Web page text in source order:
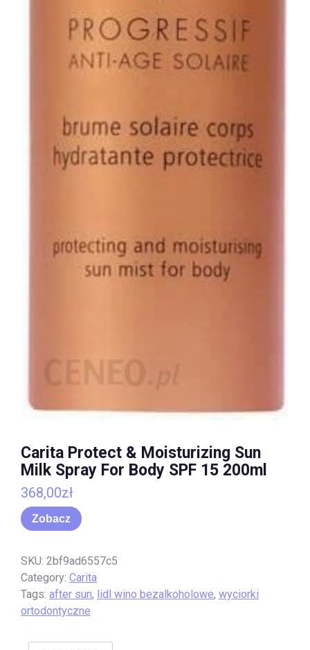
Carita Protect & Moisturizing Sun
Milk Spray For Body SPF 15 200ml
368,00zł
Zobacz
SKU: 2bf9ad6557c5
Category: Carita
Tags: after sun, lidl wino bezalkoholowe, wyciorki
ortodontyczne